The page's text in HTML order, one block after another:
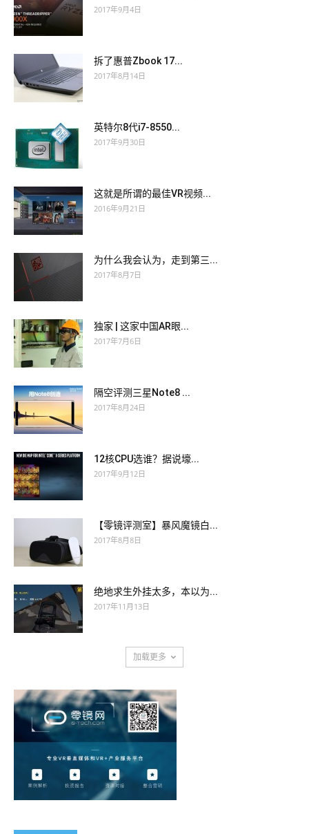
2017年9月4日
拆了惠普Zbook 17...
2017年8月14日
英特尔8代i7-8550...
2017年9月30日
这就是所谓的最佳VR视频...
2016年9月21日
为什么我会认为，走到第三...
2017年8月7日
独家 | 这家中国AR眼...
2017年7月6日
隔空评测三星Note8 ...
2017年8月24日
12核CPU选谁？据说壕...
2017年9月12日
【零镜评测室】暴风魔镜白...
2017年8月8日
绝地求生外挂太多，本以为...
2017年11月13日
加载更多